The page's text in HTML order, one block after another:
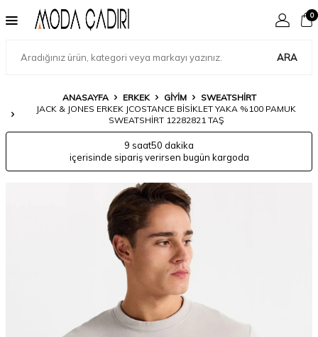
ARA
0
ANASAYFA ERKEK GIYIM
SWEATSHIRT
JACK & JONES ERKEK JCOSTANCE BISIKLET YAKA %100 PAMUK
SWEATSHIRT 12282821 TAŞ
9 saat50 dakika
içerisinde sipariş verirsen bugün kargoda